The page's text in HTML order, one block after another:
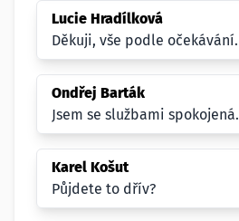
Lucie Hradílková
Děkuji, vše podle očekávání.
Ondřej Barták
Jsem se službami spokojená.
Karel Košut
Půjdete to dřív?